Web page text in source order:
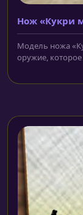
Нож «Кукри
Модель ножа
оружие,